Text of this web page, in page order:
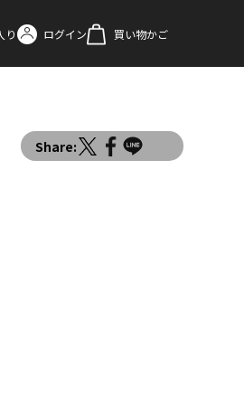
り ログイン 買い物かご
Share: